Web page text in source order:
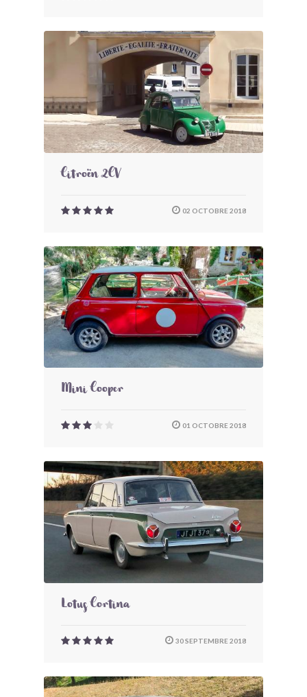
Citroën 2CV
02 OCTOBRE 2018
Mini Cooper
01 OCTOBRE 2018
Lotus Cortina
30 SEPTEMBRE 2018